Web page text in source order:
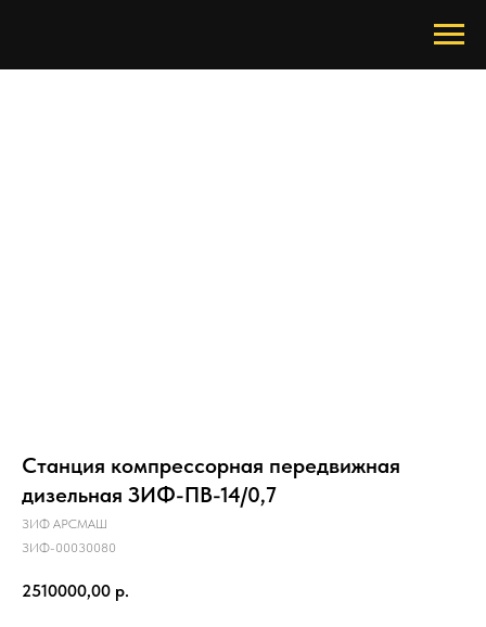
Станция компрессорная передвижная
дизельная ЗИФ-ПВ-14/0,7
ЗИФ АРСМАШ
ЗИФ-00030080
2510000,00 р.